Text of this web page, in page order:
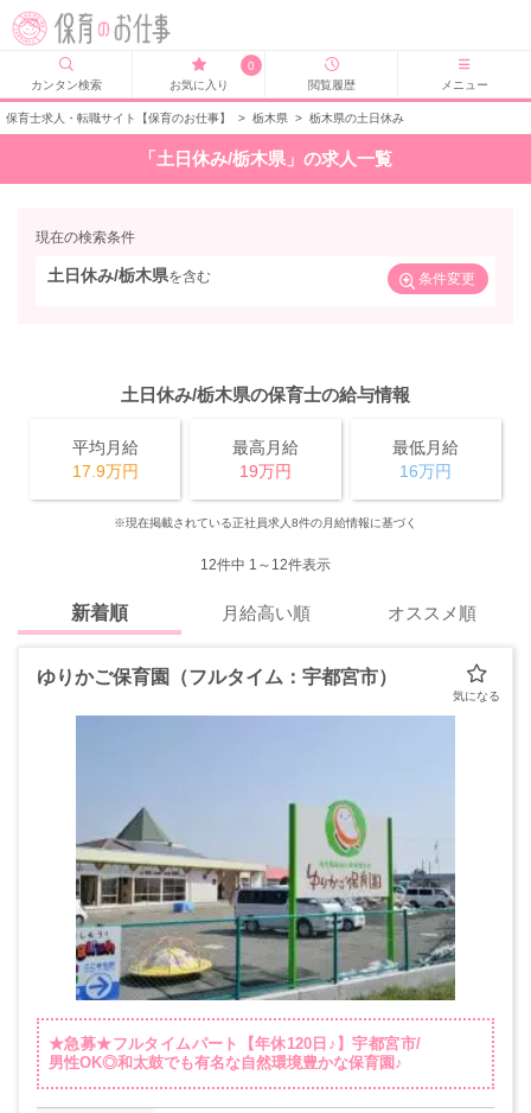
カンタン検索
0
お気に入り
閲覧履歴 メニュー
保育士求人・転職サイト【保育のお仕事】 > 栃木県 > 栃木県の土日休み
「土日休み/栃木県」の求人一覧
現在の検索条件
土日休み/栃木県を含む 条件変更
土日休み/栃木県の保育士の給与情報
平均月給
17.9万円
最高月給
19万円
最低月給
16万円
※現在掲載されている正社員求人8件の月給情報に基づく
12件中 1～12件表示
新着順 月給高い順 オススメ順
ゆりかご保育園（フルタイム：宇都宮市）
★急募★フルタイムパート【年休120日♪】宇都宮市/
男性OK◎和太鼓でも有名な自然環境豊かな保育園♪